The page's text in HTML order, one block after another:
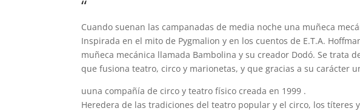
“
Cuando suenan las campanadas de media noche una muñeca
Inspirada en el mito de Pygmalion y en los cuentos de E.T.A.
muñeca mecánica llamada Bambolina y su creador Dodó. Se trata
que fusiona teatro, circo y marionetas, y que gracias a su carácter
uuna compañía de circo y teatro físico creada en 1999 .
Heredera de las tradiciones del teatro popular y el circo, los títeres